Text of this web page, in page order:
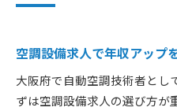
空調設備求人で年収アップ
大阪府で自動空調技術者とし
ずは空調設備求人の選び方が